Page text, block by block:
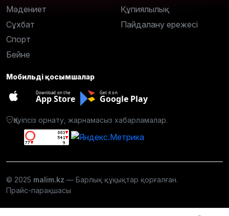
Мәдениет
Сұхбат
Спорт
Бейне
Құпиялылық
Пайдалану ережесі
Мобильді қосымшалар
Download on the
App Store
Get it on
Google Play
Қауіпсіз орнату, жарнамасыз хабарламалар.
© 2025 malim.kz — Барлық құқықтар қорғалған.
Прайс-парақшасы